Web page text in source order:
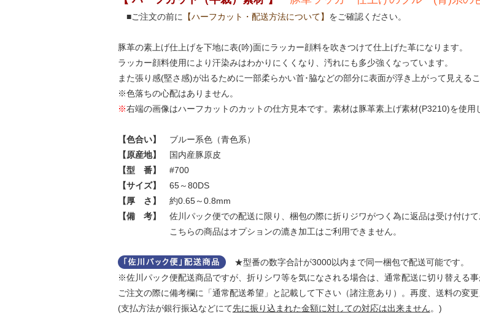
■ご注文の前に 【ハーフカット・配送方法について】 をご確認ください。
豚革の素上げ仕上げを下地に表(吟)面にラッカー顔料を吹きつけて仕上げた革になります。
ラッカー顔料使用により汗染みはわかりにくくなり、汚れにも多少強くなっています。
また張り感(堅さ感)が出るために一部柔らかい首･脇などの部分に表面が浮き上がって見え
※色落ちの心配はありません。
※右端の画像はハーフカットのカットの仕方見本です。素材は豚革素上げ素材(P3210)を使用
【色合い】
ブルー系色（青色系）
【原産地】
国内産豚原皮
【型 番】
#700
【サイズ】
65～80DS
【厚 さ】
約0.65～0.8mm
【備 考】
佐川パック便での配送に限り、梱包の際に折りジワがつく為に返品は受け付けて
こちらの商品はオプションの漉き加工はご利用できません。
★型番の数字合計が3000以内まで同一梱包で配送可能です。
※佐川パック便配送商品ですが、折りシワ等を気になされる場合は、通常配送に切り替える事
ご注文の際に備考欄に「通常配送希望」と記載して下さい（諸注意あり）。再度、送料の変
(支払方法が銀行振込などにて先に振り込まれた金額に対しての対応は出来ません。)